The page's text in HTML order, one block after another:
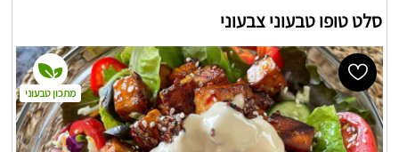
סלט טופו טבעוני צבעוני
מתכון טבעוני